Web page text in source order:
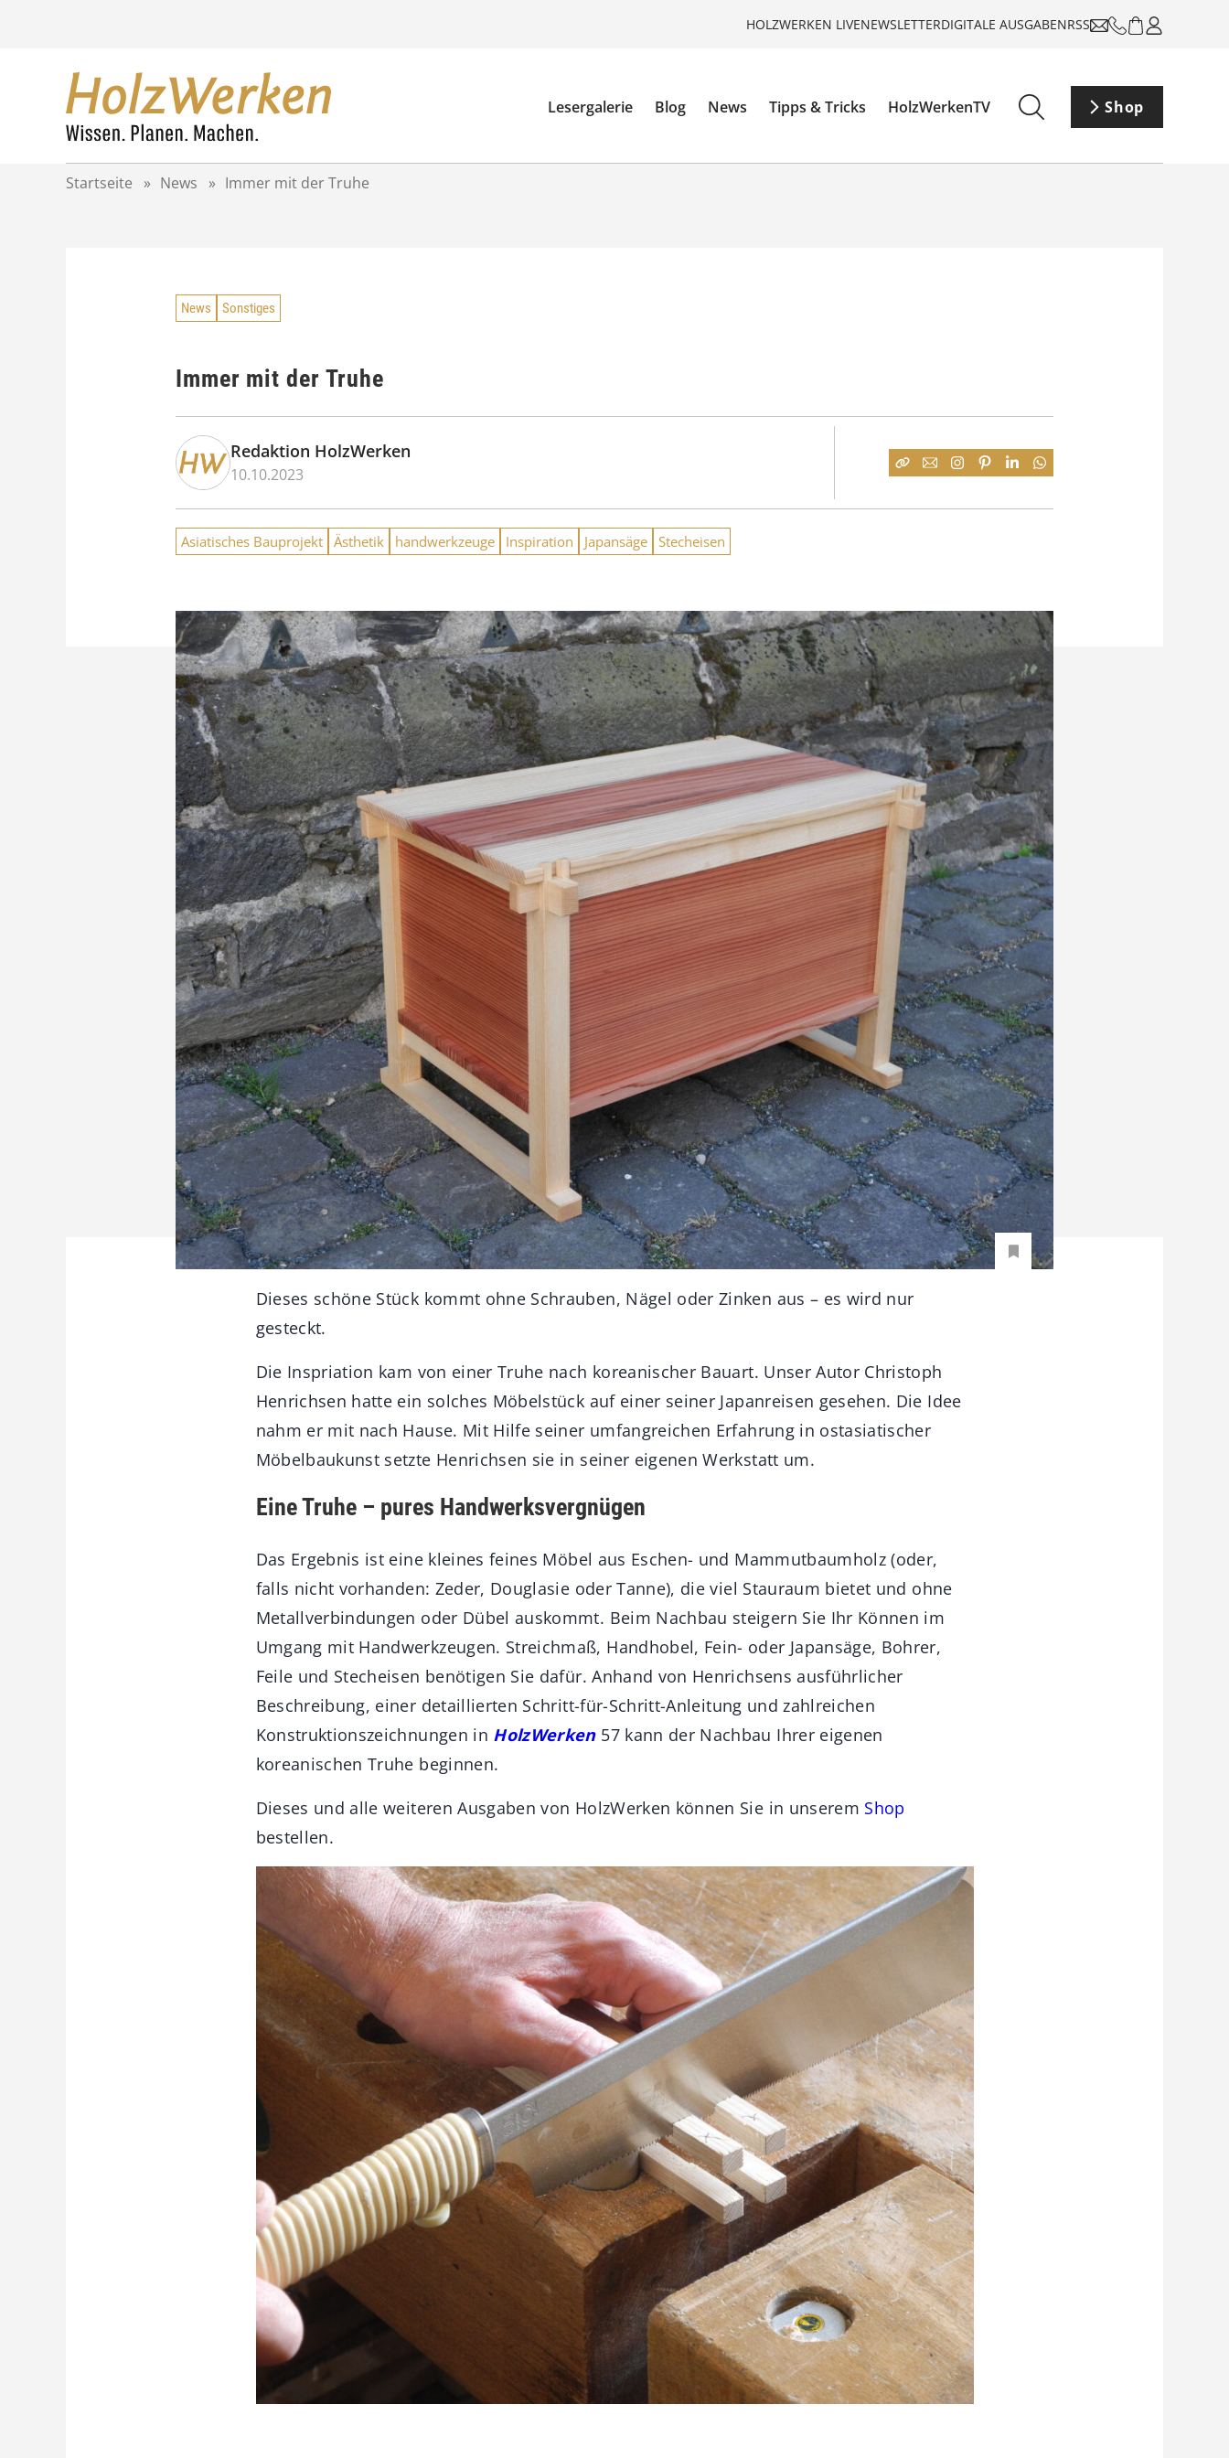
HOLZWERKEN LIVENEWSLETTERDIGITALE AUSGABENRSS
Lesergalerie Blog News Tipps & Tricks HolzWerkenTV Shop
Startseite » News » Immer mit der Truhe
News Sonstiges
Immer mit der Truhe
Redaktion HolzWerken
10.10.2023
Asiatisches Bauprojekt Ästhetik handwerkzeuge Inspiration Japansäge Stecheisen
Dieses schöne Stück kommt ohne Schrauben, Nägel oder Zinken aus – es wird nur
gesteckt.
Die Inspriation kam von einer Truhe nach koreanischer Bauart. Unser Autor Christoph
Henrichsen hatte ein solches Möbelstück auf einer seiner Japanreisen gesehen. Die Idee
nahm er mit nach Hause. Mit Hilfe seiner umfangreichen Erfahrung in ostasiatischer
Möbelbaukunst setzte Henrichsen sie in seiner eigenen Werkstatt um.
Eine Truhe – pures Handwerksvergnügen
Das Ergebnis ist eine kleines feines Möbel aus Eschen- und Mammutbaumholz (oder,
falls nicht vorhanden: Zeder, Douglasie oder Tanne), die viel Stauraum bietet und ohne
Metallverbindungen oder Dübel auskommt. Beim Nachbau steigern Sie Ihr Können im
Umgang mit Handwerkzeugen. Streichmaß, Handhobel, Fein- oder Japansäge, Bohrer,
Feile und Stecheisen benötigen Sie dafür. Anhand von Henrichsens ausführlicher
Beschreibung, einer detaillierten Schritt-für-Schritt-Anleitung und zahlreichen
Konstruktionszeichnungen in HolzWerken57 kann der Nachbau Ihrer eigenen
koreanischen Truhe beginnen.
Dieses und alle weiteren Ausgaben von HolzWerken können Sie in unserem Shop
bestellen.